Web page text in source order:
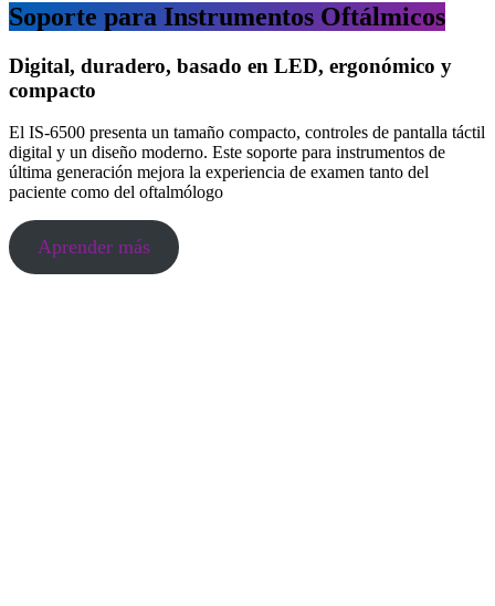
Soporte para Instrumentos Oftálmicos
Digital, duradero, basado en LED, ergonómico y
compacto
El IS-6500 presenta un tamaño compacto, controles de pantalla táctil
digital y un diseño moderno. Este soporte para instrumentos de
última generación mejora la experiencia de examen tanto del
paciente como del oftalmólogo
Aprender más